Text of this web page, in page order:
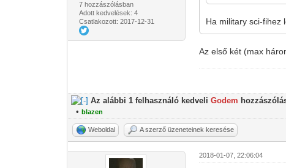
7 hozzászólásban
Adott kedvelések: 4
Csatlakozott: 2017-12-31
Ha military sci-fihez
Az első két (max
Az alábbi 1 felhasználó kedveliGodem
•blazen
Weboldal A szerző üzeneteinek keresése
2018-01-07, 22:06:04